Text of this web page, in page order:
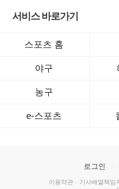
서비스 바로가기
스포츠 홈
야구
농구
e-스포츠
로그인
이용약관 · 기사배열책임